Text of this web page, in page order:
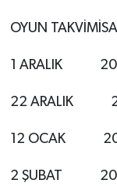
OYUN
1 ARALIK
22 ARALIK
12 OCAK
2 ŞUBAT